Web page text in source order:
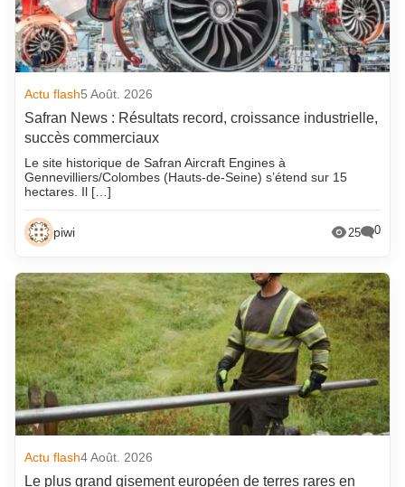
Actu flash5 Août. 2026
Safran News : Résultats record, croissance industrielle,
succès commerciaux
Le site historique de Safran Aircraft Engines à
Gennevilliers/Colombes (Hauts-de-Seine) s’étend sur 15
hectares. Il […]
piwi 25 0
Actu flash4 Août. 2026
Le plus grand gisement européen de terres rares en